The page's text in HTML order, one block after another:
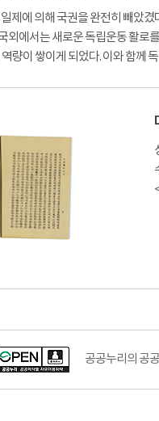
제에 의해 국권을 완전히 빼았
외에서는 새로운 독립운동 활로
량이 쌓이게 되었다. 이와 함께
공공누리의 공